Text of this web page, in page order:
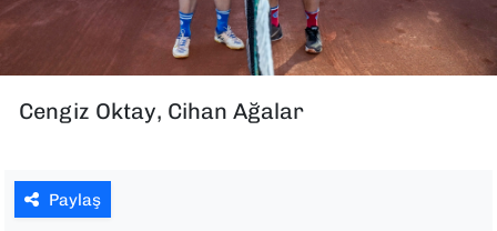
Cengiz Oktay, Cihan Ağalar
Paylaş